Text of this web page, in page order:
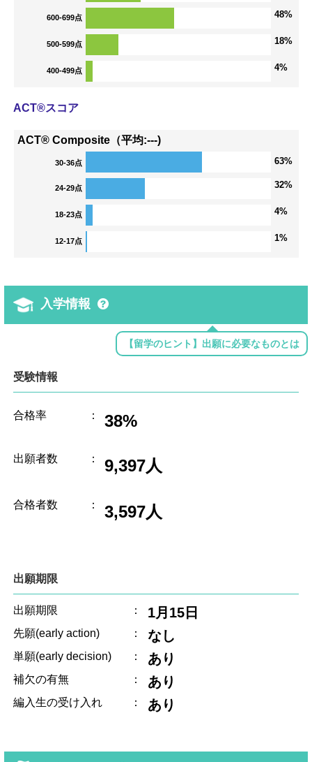
600-699点 48%
500-599点 18%
400-499点 4%
ACT®スコア
ACT® Composite（平均:---)
30-36点 63%
24-29点 32%
18-23点 4%
12-17点 1%
入学情報
【留学のヒント】出願に必要なものとは
受験情報
合格率 ： 38%
出願者数 ： 9,397人
合格者数 ： 3,597人
出願期限
出願期限 ： 1月15日
先願(early action) ： なし
単願(early decision) ： あり
補欠の有無 ： あり
編入生の受け入れ ： あり